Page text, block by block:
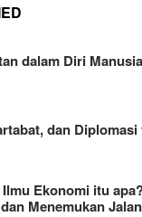
dalam Diri Manusia
dan
Ekonomi itu
Menemukan